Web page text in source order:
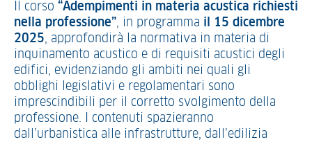
Il corso “Adempimenti in materia acustica richiesti
nella professione”, in programma il 15 dicembre
2025, approfondirà la normativa in materia di
inquinamento acustico e di requisiti acustici degli
edifici, evidenziando gli ambiti nei quali gli
obblighi legislativi e regolamentari sono
imprescindibili per il corretto svolgimento della
professione. I contenuti spazieranno
dall’urbanistica alle infrastrutture, dall’edilizia